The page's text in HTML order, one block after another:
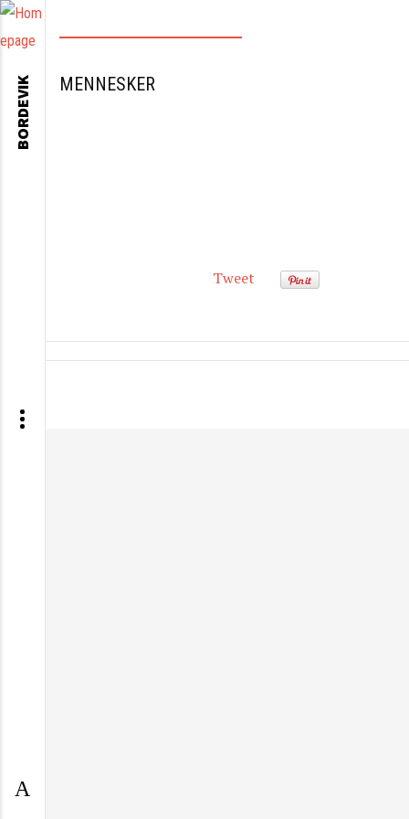
MENNESKER
Tweet
BORDEVIK